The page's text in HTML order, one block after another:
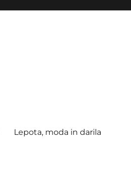
Lepota, moda in darila